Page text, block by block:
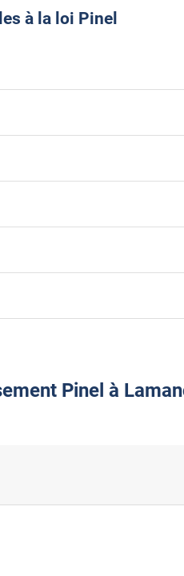
à la loi Pinel
Pinel à